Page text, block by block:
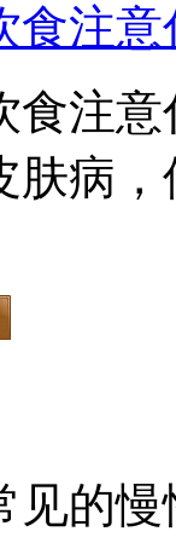
食注意
食注
肤病
见的